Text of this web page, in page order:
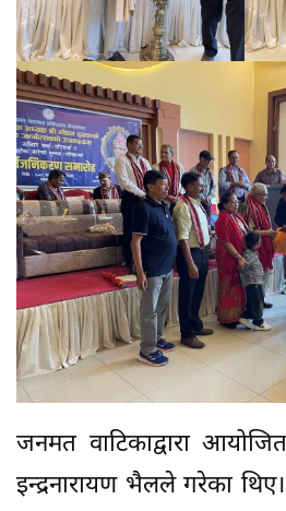
जनमत वाटिकाद्वारा
इन्द्रनारायण भैलले गरेका